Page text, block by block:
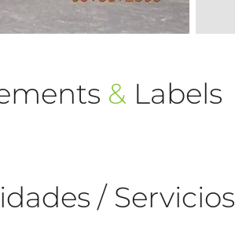
& Labels
/ Servicios